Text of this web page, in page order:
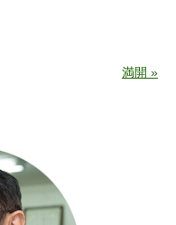
満開 »